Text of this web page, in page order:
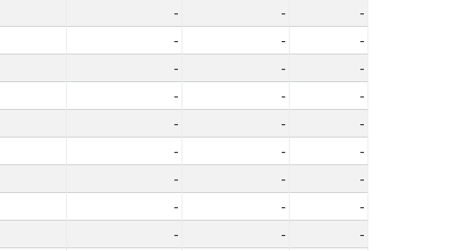
- -
-
- -
-
- -
-
- -
-
- -
-
- -
-
- -
-
- -
-
- -
-